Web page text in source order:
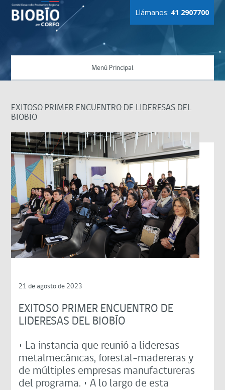
Llámanos: 41 2907700
Menú Principal
EXITOSO PRIMER ENCUENTRO DE LIDERESAS DEL
BIOBÍO
21 de agosto de 2023
EXITOSO PRIMER ENCUENTRO DE
LIDERESAS DEL BIOBÍO
• La instancia que reunió a lideresas
metalmecánicas, forestal-madereras y
de múltiples empresas manufactureras
del programa. • A lo largo de esta